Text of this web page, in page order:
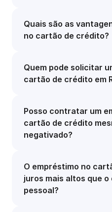
Quais são as
no cartão de crédito?
Quem pode solicitar
cartão de crédito em
Posso contratar um
cartão de crédito
negativado?
O empréstimo no
juros mais altos que o
pessoal?